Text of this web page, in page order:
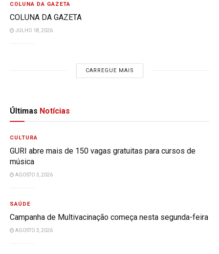
COLUNA DA GAZETA
COLUNA DA GAZETA
JULHO 18, 2026
CARREGUE MAIS
Últimas Notícias
CULTURA
GURI abre mais de 150 vagas gratuitas para cursos de
música
AGOSTO 3, 2026
SAÚDE
Campanha de Multivacinação começa nesta segunda-feira
AGOSTO 3, 2026